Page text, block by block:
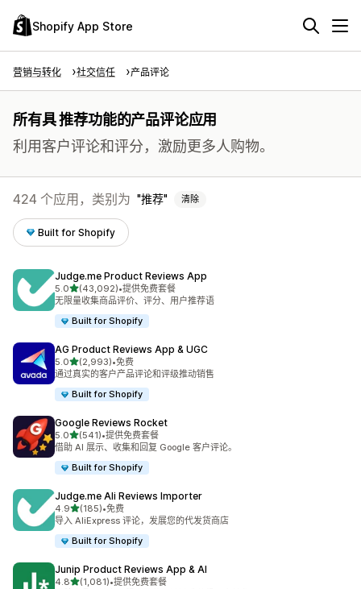
Shopify App Store
营销与转化 社交信任 产品评论
所有具 推荐功能的产品评论应用
利用客户评论和评分，激励更多人购物。
424 个应用，类别为 推荐 清除
Built for Shopify
Judge.me Product Reviews App
5.0星（满分 5 星）
(43,092)
总共 43092 条评论
•提供免费套餐
无限量收集商品评价、评分、用户推荐语
Built for Shopify
AG Product Reviews App & UGC
5.0星（满分 5 星）
(2,993)
总共 2993 条评论
•免费
通过真实的客户产品评论和评级推动销售
Built for Shopify
Google Reviews Rocket
5.0星（满分 5 星）
(541)
总共 541 条评论
•提供免费套餐
借助 AI 展示、收集和回复 Google 客户评论。
Built for Shopify
Judge.me Ali Reviews Importer
4.9星（满分 5 星）
(185)
总共 185 条评论
•免费
导入 AliExpress 评论，发展您的代发货商店
Built for Shopify
Junip Product Reviews App & AI
4.8星（满分 5 星）
(1,081)
总共 1081 条评论
•提供免费套餐